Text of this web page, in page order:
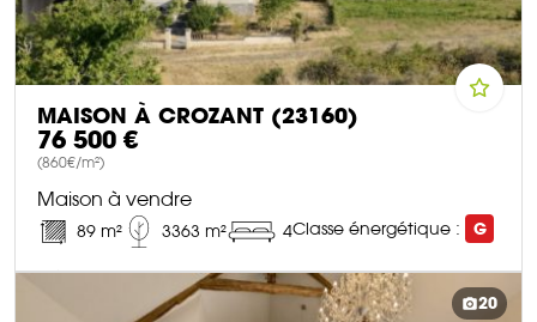
MAISON À CROZANT (23160)
76 500 €
(860€/m²)
Maison à vendre
89 m² 3363 m² 4Classe énergétique : G
DÉCOUVRIR CE BIEN
20